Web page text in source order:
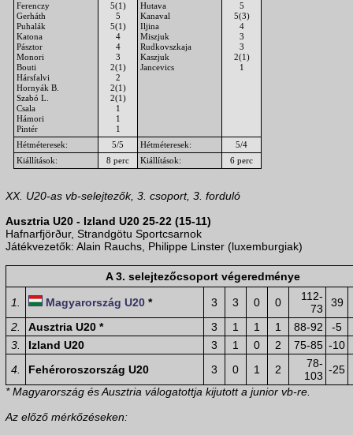
Ferenczy
Gerháth
Puhalák
Katona
Pásztor
Monori
Bouti
Hársfalvi
Hornyák B.
Szabó L.
Csala
Hámori
Pintér
5(1)
5
5(1)
4
4
3
2(1)
2
2(1)
2(1)
1
1
1
Hutava
Kanaval
Iljina
Miszjuk
Rudkovszkaja
Kaszjuk
Jancevics
5
5(3)
4
3
3
2(1)
1
Hétméteresek: 5/5 Hétméteresek:
5/4
Kiállítások:
8 perc Kiállítások: 6 perc
XX. U20-as vb-selejtezők, 3. csoport, 3. forduló
Ausztria U20 - Izland U20 25-22 (15-11)
Hafnarfjörður, Strandgötu Sportcsarnok
Játékvezetők: Alain Rauchs, Philippe Linster (luxemburgiak)
A 3. selejtezőcsoport végeredménye
1. Magyarország U20 * 3 3 0 0
112-
73
39
2.
Ausztria U20 * 3 1 1 1 88-92
-5
3.
Izland U20 3 1 0 2 75-85 -10
4.
Fehéroroszország U20 3 0 1 2
78-
103 -25
* Magyarország és Ausztria válogatottja kijutott a junior vb-re.
Az előző mérkőzéseken: